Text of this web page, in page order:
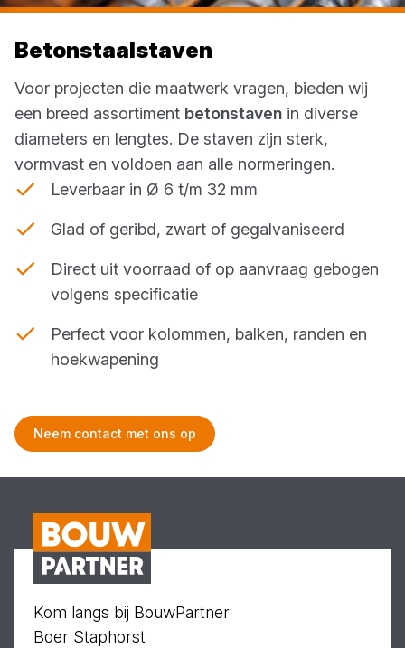
Betonstaalstaven
Voor projecten die maatwerk vragen, bieden wij
een breed assortiment betonstaven in diverse
diameters en lengtes. De staven zijn sterk,
vormvast en voldoen aan alle normeringen.
Leverbaar in Ø 6 t/m 32 mm
Glad of geribd, zwart of gegalvaniseerd
Direct uit voorraad of op aanvraag gebogen
volgens specificatie
Perfect voor kolommen, balken, randen en
hoekwapening
Neem contact met ons op
Kom langs bij BouwPartner
Boer Staphorst